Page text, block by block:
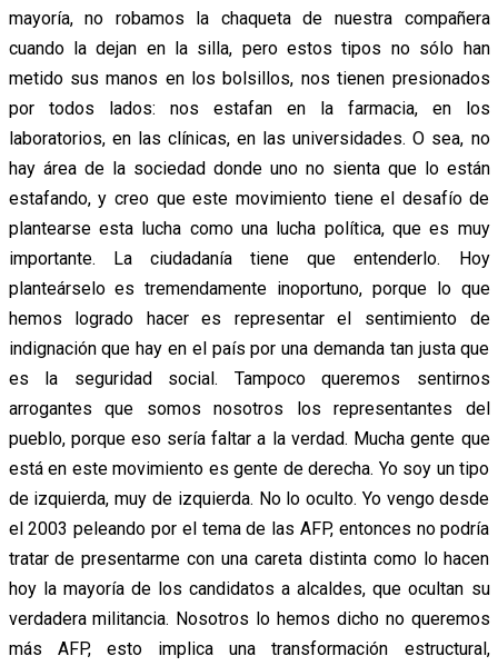
mayoría, no robamos la chaqueta de nuestra compañera
cuando la dejan en la silla, pero estos tipos no sólo han
metido sus manos en los bolsillos, nos tienen presionados
por todos lados: nos estafan en la farmacia, en los
laboratorios, en las clínicas, en las universidades. O sea, no
hay área de la sociedad donde uno no sienta que lo están
estafando, y creo que este movimiento tiene el desafío de
plantearse esta lucha como una lucha política, que es muy
importante. La ciudadanía tiene que entenderlo. Hoy
planteárselo es tremendamente inoportuno, porque lo que
hemos logrado hacer es representar el sentimiento de
indignación que hay en el país por una demanda tan justa que
es la seguridad social. Tampoco queremos sentirnos
arrogantes que somos nosotros los representantes del
pueblo, porque eso sería faltar a la verdad. Mucha gente que
está en este movimiento es gente de derecha. Yo soy un tipo
de izquierda, muy de izquierda. No lo oculto. Yo vengo desde
el 2003 peleando por el tema de las AFP, entonces no podría
tratar de presentarme con una careta distinta como lo hacen
hoy la mayoría de los candidatos a alcaldes, que ocultan su
verdadera militancia. Nosotros lo hemos dicho no queremos
más AFP, esto implica una transformación estructural,